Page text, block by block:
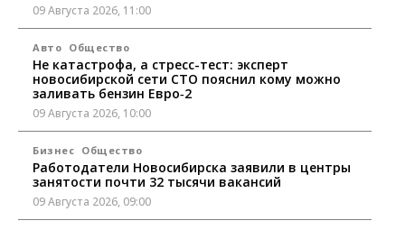
09 Августа 2026, 11:00
Авто Общество
Не катастрофа, а стресс-тест: эксперт
новосибирской сети СТО пояснил кому можно
заливать бензин Евро‑2
09 Августа 2026, 10:00
Бизнес Общество
Работодатели Новосибирска заявили в центры
занятости почти 32 тысячи вакансий
09 Августа 2026, 09:00